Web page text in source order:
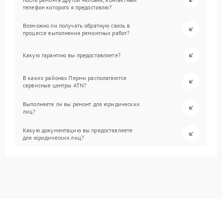
телефон которого я предоставлю?
Возможно ли получать обратную связь в
процессе выполнения ремонтных работ?
Какую гарантию вы предоставляете?
В каких районах Перми располагаются
сервисные центры ATN?
Выполняете ли вы ремонт для юридических
лиц?
Какую документацию вы предоставляете
для юридических лиц?